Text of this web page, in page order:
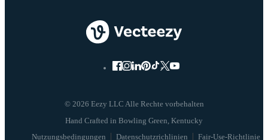
© 2026 Eezy LLC Alle Rechte vorbehalten
Nutzungsbedingungen Datenschutzrichlinien Fair-Use-Richtlinie